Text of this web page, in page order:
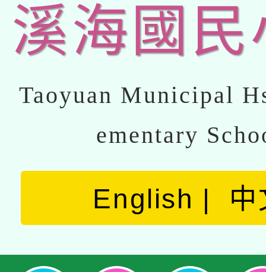
溪海國民
Taoyuan Municipal
ementary
English 中